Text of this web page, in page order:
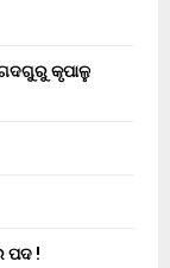
କୃପାଳୁ
ପଦ !